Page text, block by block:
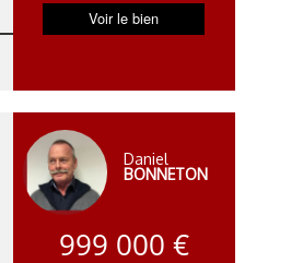
Voir le bien
Daniel
BONNETON
999 000 €